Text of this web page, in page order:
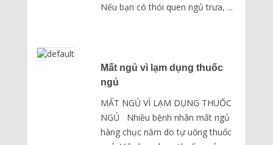
Nếu bạn có thói quen ngủ trưa, ...
Mất ngủ vì lạm dụng thuốc
ngủ
MẤT NGỦ VÌ LẠM DỤNG THUỐC
NGỦ Nhiều bệnh nhân mất ngủ
hàng chục năm do tự uống thuốc